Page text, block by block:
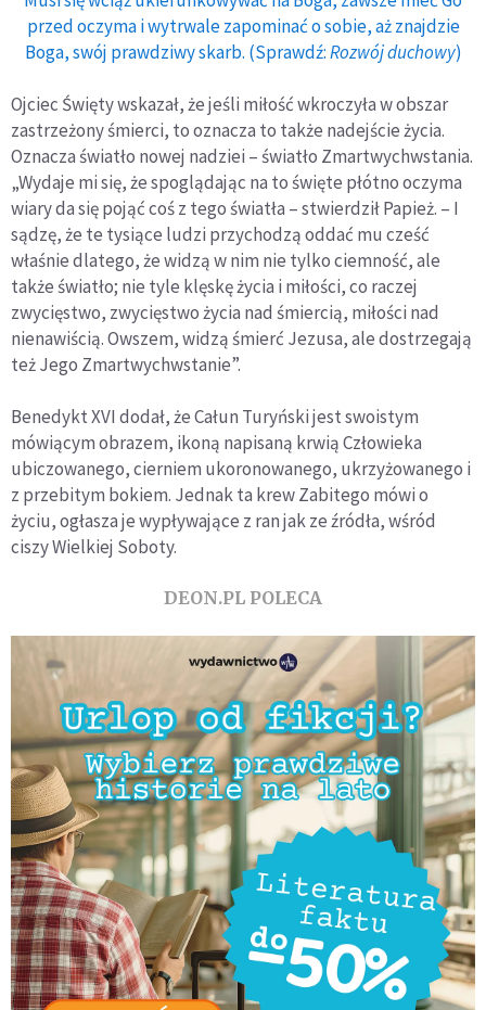
przed oczyma i wytrwale zapominać o sobie, aż znajdzie
Boga, swój prawdziwy skarb. (Sprawdź:Rozwój duchowy)
Ojciec Święty wskazał, że jeśli miłość wkroczyła w obszar
zastrzeżony śmierci, to oznacza to także nadejście życia.
Oznacza światło nowej nadziei – światło Zmartwychwstania.
„Wydaje mi się, że spoglądając na to święte płótno oczyma
wiary da się pojąć coś z tego światła – stwierdził Papież. – I
sądzę, że te tysiące ludzi przychodzą oddać mu cześć
właśnie dlatego, że widzą w nim nie tylko ciemność, ale
także światło; nie tyle klęskę życia i miłości, co raczej
zwycięstwo, zwycięstwo życia nad śmiercią, miłości nad
nienawiścią. Owszem, widzą śmierć Jezusa, ale dostrzegają
też Jego Zmartwychwstanie”.
Benedykt XVI dodał, że Całun Turyński jest swoistym
mówiącym obrazem, ikoną napisaną krwią Człowieka
ubiczowanego, cierniem ukoronowanego, ukrzyżowanego i
z przebitym bokiem. Jednak ta krew Zabitego mówi o
życiu, ogłasza je wypływające z ran jak ze źródła, wśród
ciszy Wielkiej Soboty.
DEON.PL POLECA